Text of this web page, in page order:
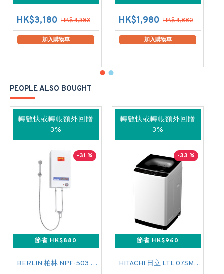
HK$3,180 HK$4,383
加入購物車
HK$1,980 HK$4,880
加入購物車
PEOPLE ALSO BOUGHT
轉數快或轉帳額外回贈
3%
-31 %
節省 HK$880
BERLIN 柏林 NPF-503 花灑儲水式(低壓電熱水爐)
轉數快或轉帳額外回贈
3%
-33 %
節省 HK$960
HITACHI 日立 LTL 07SM00 上置式日式洗衣機 (7 公斤,760 轉/分鐘)